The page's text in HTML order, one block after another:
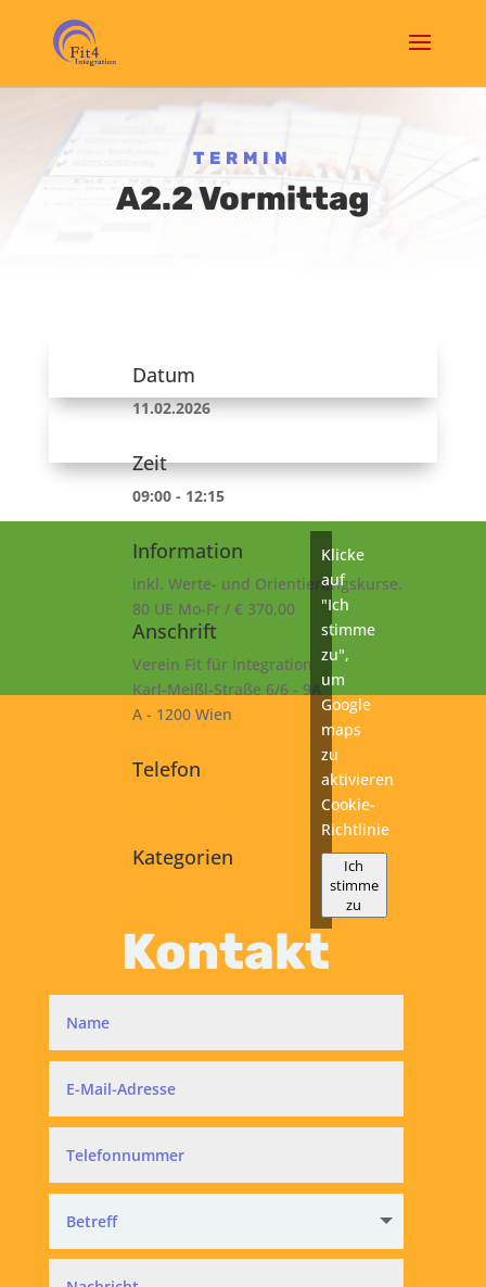
TERMIN
A2.2 Vormittag
Datum
11.02.2026
Zeit
09:00 - 12:15
Information
inkl. Werte- und Orientierungskurse.
80 UE Mo-Fr / € 370,00
Anschrift
Verein Fit für Integration
Karl-Meißl-Straße 6/6 - 9A
A - 1200 Wien
Telefon
Kategorien
Klicke
auf
"Ich
stimme
zu",
um
Google
maps
zu
aktivieren
Cookie-
Richtlinie
Ich
stimme
zu
Kontakt